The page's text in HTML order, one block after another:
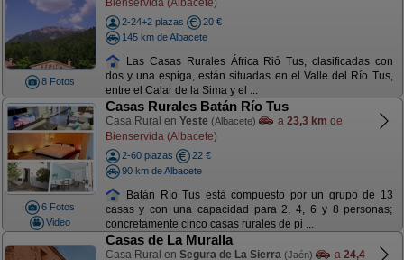
8 Fotos
Bienservida (Albacete)
2-24+2 plazas
20 €
145 km de Albacete
Las Casas Rurales África Rió Tus, clasificadas con
dos y una espiga, están situadas en el Valle del Río Tus,
entre el Calar de la Sima y el ...
6 Fotos
Video
Casas Rurales Batán Río Tus
Casa Rural en Yeste (Albacete) a 23,3 km de
Bienservida (Albacete)
2-60 plazas
22 €
90 km de Albacete
Batán Río Tus está compuesto por un grupo de 13
casas y con una capacidad para 2, 4, 6 y 8 personas;
concretamente cinco casas rurales de pi ...
Casas de La Muralla
Casa Rural en Segura de La Sierra (Jaén) a 24,4